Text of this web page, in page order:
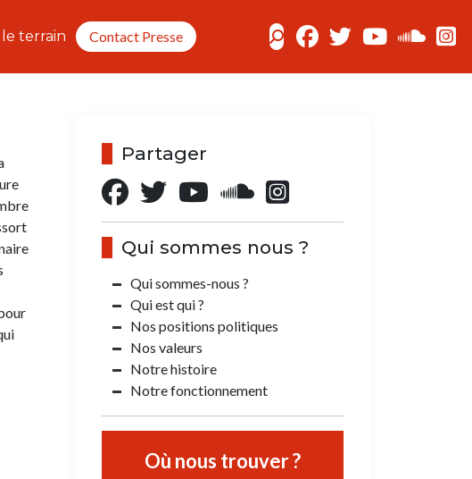
terrain Contact Presse
Partager
Qui sommes nous ?
Qui sommes-nous ?
Qui est qui ?
Nos positions politiques
Nos valeurs
Notre histoire
Notre fonctionnement
Où nous trouver ?